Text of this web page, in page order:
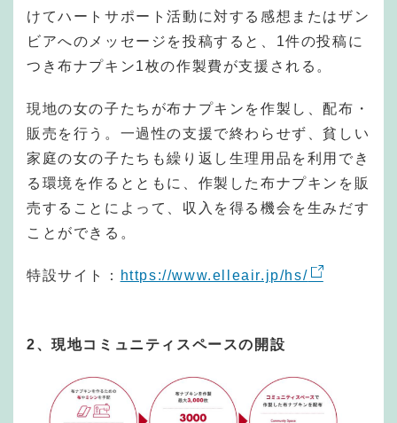
けてハートサポート活動に対する感想またはザン
ビアへのメッセージを投稿すると、1件の投稿に
つき布ナプキン1枚の作製費が支援される。
現地の女の子たちが布ナプキンを作製し、配布・
販売を行う。一過性の支援で終わらせず、貧しい
家庭の女の子たちも繰り返し生理用品を利用でき
る環境を作るとともに、作製した布ナプキンを販
売することによって、収入を得る機会を生みだす
ことができる。
特設サイト： https://www.elleair.jp/hs/
2、現地コミュニティスペースの開設